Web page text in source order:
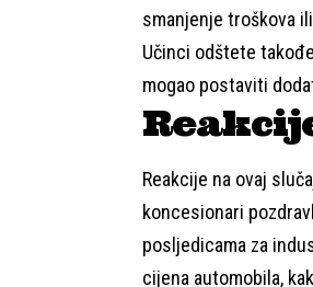
smanjenje troškova
Učinci odštete
mogao postaviti
Reakcije na ovaj
koncesionari
posljedicama za
cijena automobila,